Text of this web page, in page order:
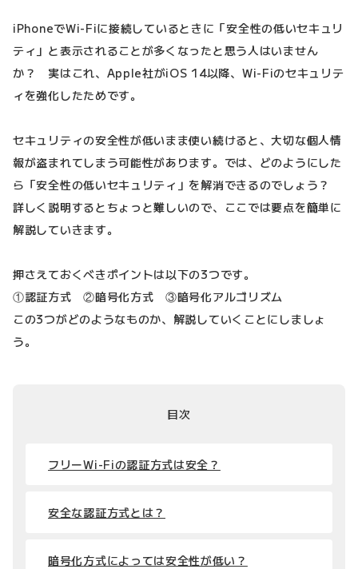
iPhoneでWi-Fiに接続しているときに「安全性の低いセキュリ
ティ」と表示されることが多くなったと思う人はいません
か？ 実はこれ、Apple社がiOS 14以降、Wi-Fiのセキュリテ
ィを強化したためです。
セキュリティの安全性が低いまま使い続けると、大切な個人情
報が盗まれてしまう可能性があります。では、どのようにした
ら「安全性の低いセキュリティ」を解消できるのでしょう？
詳しく説明するとちょっと難しいので、ここでは要点を簡単に
解説していきます。
押さえておくべきポイントは以下の3つです。
①認証方式 ②暗号化方式 ③暗号化アルゴリズム
この3つがどのようなものか、解説していくことにしましょ
う。
目次
フリーWi-Fiの認証方式は安全？
安全な認証方式とは？
暗号化方式によっては安全性が低い？